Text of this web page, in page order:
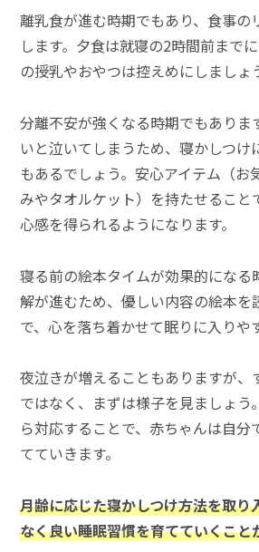
離乳食が進む時期でもあり、食事の
します。夕食は就寝の2時間前まで
の授乳やおやつは控えめにしましょ
分離不安が強くなる時期でもありま
いと泣いてしまうため、寝かしつけ
もあるでしょう。安心アイテム（お
みやタオルケット）を持たせること
心感を得られるようになります。
寝る前の絵本タイムが効果的になる
解が進むため、優しい内容の絵本を
で、心を落ち着かせて眠りに入りや
夜泣きが増えることもありますが、
ではなく、まずは様子を見ましょう
ら対応することで、赤ちゃんは自分
てていきます。
月齢に応じた寝かしつけ方法を取り
なく良い睡眠習慣を育てていくこと